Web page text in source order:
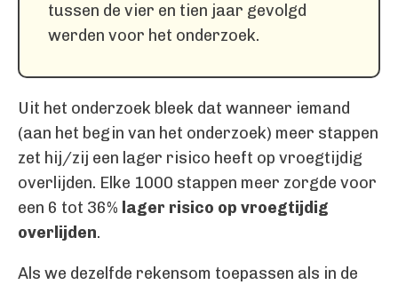
tussen de vier en tien jaar gevolgd
werden voor het onderzoek.
Uit het onderzoek bleek dat wanneer iemand
(aan het begin van het onderzoek) meer stappen
zet hij/zij een lager risico heeft op vroegtijdig
overlijden. Elke 1000 stappen meer zorgde voor
een 6 tot 36% lager risico op vroegtijdig
overlijden.
Als we dezelfde rekensom toepassen als in de